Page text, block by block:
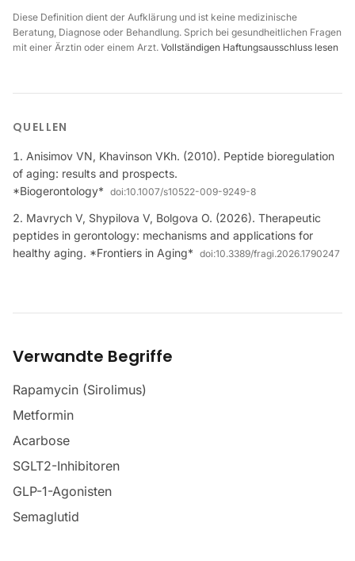
Diese Definition dient der Aufklärung und ist keine medizinische
Beratung, Diagnose oder Behandlung. Sprich bei gesundheitlichen Fragen
mit einer Ärztin oder einem Arzt. Vollständigen Haftungsausschluss lesen
QUELLEN
Anisimov VN, Khavinson VKh. (2010). Peptide bioregulation
of aging: results and prospects.
*Biogerontology* doi:10.1007/s10522-009-9249-8
Mavrych V, Shypilova V, Bolgova O. (2026). Therapeutic
peptides in gerontology: mechanisms and applications for
healthy aging. *Frontiers in Aging* doi:10.3389/fragi.2026.1790247
Verwandte Begriffe
Rapamycin (Sirolimus)
Metformin
Acarbose
SGLT2-Inhibitoren
GLP-1-Agonisten
Semaglutid